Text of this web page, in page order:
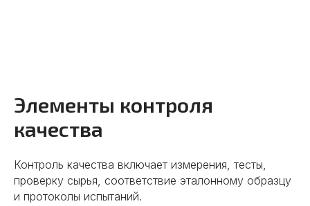
Элементы контроля
качества
Контроль качества включает измерения, тесты,
проверку сырья, соответствие эталонному образцу
и протоколы испытаний.